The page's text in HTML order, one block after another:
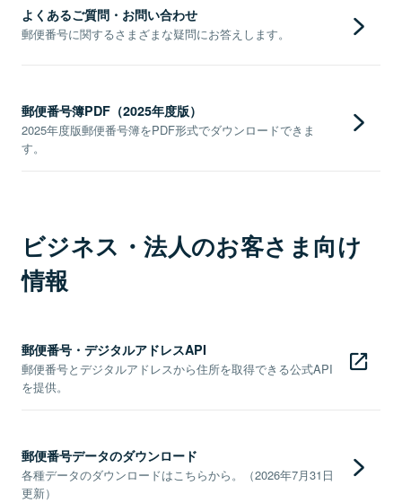
よくあるご質問・お問い合わせ
郵便番号に関するさまざまな疑問にお答えします。
郵便番号簿PDF（2025年度版）
2025年度版郵便番号簿をPDF形式でダウンロードできま
す。
ビジネス・法人のお客さま向け
情報
郵便番号・デジタルアドレスAPI
郵便番号とデジタルアドレスから住所を取得できる公式API
を提供。
郵便番号データのダウンロード
各種データのダウンロードはこちらから。（2026年7月31日
更新）